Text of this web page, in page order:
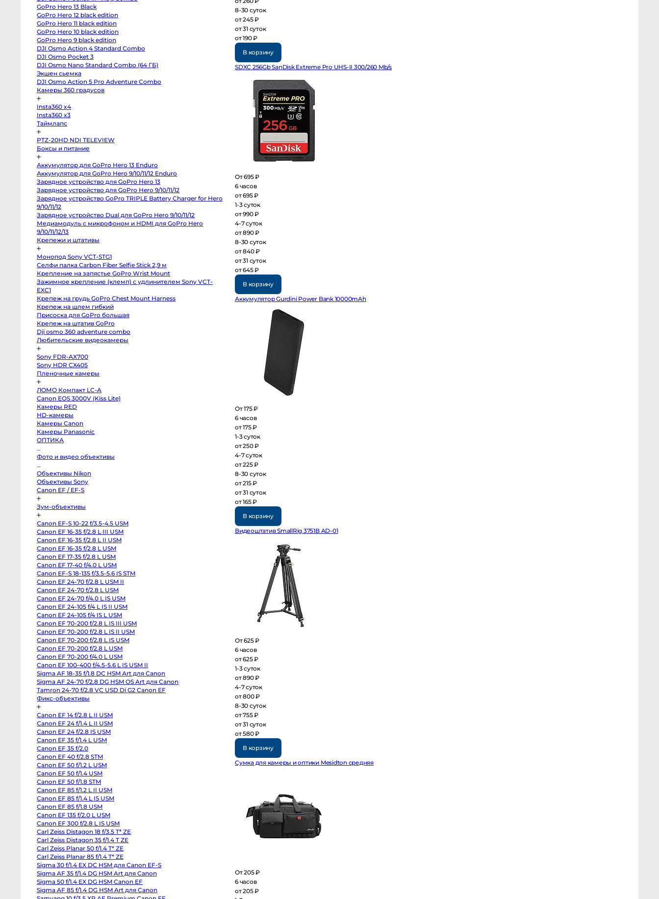
Sony
E1
Fujifilm
X-
M5
Panasonic
Lumix
S5
Зеркальные
Hasselblad
Canon
5D
6D
Canon
650D
Nikon
D850
Nikon
D800
D750
Canon
5D
и
кинокамеры
Kinefinity
mavo
mark2
Blackmagic
Cinema
Camera
6K
FF
L-
Mount
Blackmagic
Pocket
4K
Pro
Blackmagic
Pocket
Mark
II
EF-
Mount
RED
Komodo
6K
Sony
FX3
Sony
PXW-
Z150
Sony
PXW-
Z90
Sony
FX30
Sony
PXW-
X70
Blackmagic
Pocket
Cinema
Camera
6K
Pro
PL
Sony
FX2
Sony
Экшн-
камеры
и
360
Pocket
4
Insta360
Ultra
DJI
Osmo
Pocket
4P
Vlog
Combo
GoPro
Hero
13
Black
GoPro
Hero
12
black
GoPro Hero 13 Black
GoPro Hero 12 black edition
GoPro Hero 11 black edition
GoPro Hero 10 black edition
GoPro Hero 9 black edition
DJI Osmo Action 4 Standard Combo
DJI Osmo Pocket 3
DJI Osmo Nano Standard Combo (64 ГБ)
Экшен сьемка
DJI Osmo Action 5 Pro Adventure Combo
Камеры 360 градусов
Insta360 x4
Insta360 x3
Таймлапс
PTZ-20HD NDI TELEVIEW
Боксы и питание
Аккумулятор для GoPro Hero 13 Enduro
Аккумулятор для GoPro Hero 9/10/11/12 Enduro
Зарядное устройство для GoPro Hero 13
Зарядное устройство для GoPro Hero 9/10/11/12
Зарядное устройство GoPro TRIPLE Battery Charger for
Hero 9/10/11/12
Зарядное устройство Dual для GoPro Hero 9/10/11/12
Медиамодуль с микрофоном и HDMI для GoPro Hero
9/10/11/12/13
Крепежи и штативы
Монопод Sony VCT-STG1
Селфи палка Carbon Fiber Selfie Stick 2,9 м
Крепление на запястье GoPro Wrist Mount
Зажимное крепление (клемп) с удлинителем Sony VCT-
EXC1
Крепеж на грудь GoPro Chest Mount Harness
Крепеж на шлем гибкий
Присоска для GoPro большая
Крепеж на штатив GoPro
Dji osmo 360 adventure combo
Любительские видеокамеры
Sony FDR-AX700
Sony HDR CX405
Пленочные камеры
ЛОМО Компакт LC-A
Canon EOS 3000V (Kiss Lite)
Камеры RED
HD-камеры
Камеры Canon
Камеры Panasonic
ОПТИКА
Фото и видео объективы
Объективы Nikon
Объективы Sony
Canon EF / EF-S
Зум-объективы
Canon EF-S 10-22 f/3.5-4.5 USM
Canon EF 16-35 f/2.8 L III USM
Canon EF 16-35 f/2.8 L II USM
Canon EF 16-35 f/2.8 L USM
Canon EF 17-35 f/2.8 L USM
Canon EF 17-40 f/4.0 L USM
Canon EF-S 18-135 f/3.5-5.6 IS STM
Canon EF 24-70 f/2.8 L USM II
Canon EF 24-70 f/2.8 L USM
Canon EF 24-70 f/4.0 L IS USM
Canon EF 24-105 f/4 L IS II USM
Canon EF 24-105 f/4 IS L USM
Canon EF 70-200 f/2.8 L IS III USM
Canon EF 70-200 f/2.8 L IS II USM
Canon EF 70-200 f/2.8 L IS USM
Canon EF 70-200 f/2.8 L USM
Canon EF 70-200 f/4.0 L USM
Canon EF 100-400 f/4.5-5.6 L IS USM II
Sigma AF 18-35 f/1.8 DC HSM Art для Canon
Sigma AF 24-70 f/2.8 DG HSM OS Art для Canon
Tamron 24-70 f/2.8 VC USD Di G2 Canon EF
Фикс-объективы
Canon EF 14 f/2.8 L II USM
Canon EF 24 f/1.4 L II USM
Canon EF 24 f/2.8 IS USM
Canon EF 35 f/1.4 L USM
Canon EF 35 f/2.0
Canon EF 40 f/2.8 STM
Canon EF 50 f/1.2 L USM
Canon EF 50 f/1.4 USM
Canon EF 50 f/1.8 STM
Canon EF 85 f/1.2 L II USM
Canon EF 85 f/1.4 L IS USM
Canon EF 85 f/1.8 USM
Canon EF 135 f/2.0 L USM
Canon EF 300 f/2.8 L IS USM
Carl Zeiss Distagon 18 f/3.5 T* ZE
Carl Zeiss Distagon 35 f/1.4 T ZE
Carl Zeiss Planar 50 f/1.4 T* ZE
Carl Zeiss Planar 85 f/1.4 T* ZE
Sigma 30 f/1.4 EX DC HSM для Canon EF-S
Sigma AF 35 f/1.4 DG HSM Art для Canon
Sigma 50 f/1.4 EX DG HSM Canon EF
Sigma AF 85 f/1.4 DG HSM Art для Canon
8-30 суток
от 245 ₽
от 31 суток
от 190 ₽
В корзину
SDXC 256Gb SanDisk Extreme Pro UHS-II 300/260 Mb/s
От 695 ₽
6 часов
от 695 ₽
1-3 суток
от 990 ₽
4-7 суток
от 890 ₽
8-30 суток
от 840 ₽
от 31 суток
от 645 ₽
В корзину
Аккумулятор Gurdini Power Bank 10000mAh
От 175 ₽
6 часов
от 175 ₽
1-3 суток
от 250 ₽
4-7 суток
от 225 ₽
8-30 суток
от 215 ₽
от 31 суток
от 165 ₽
В корзину
Видеоштатив SmallRig 3751B AD-01
От 625 ₽
6 часов
от 625 ₽
1-3 суток
от 890 ₽
4-7 суток
от 800 ₽
8-30 суток
от 755 ₽
от 31 суток
от 580 ₽
В корзину
Сумка для камеры и оптики Mesidton средняя
От 205 ₽
6 часов
от 205 ₽